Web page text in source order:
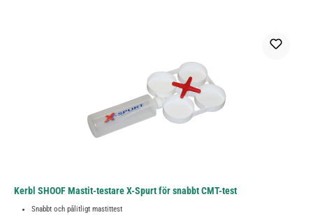
Kerbl SHOOF Mastit-testare X-Spurt för snabbt CMT-test
Snabbt och pålitligt mastittest